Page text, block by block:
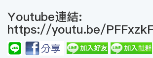
Youtube連結:
https://youtu.be/